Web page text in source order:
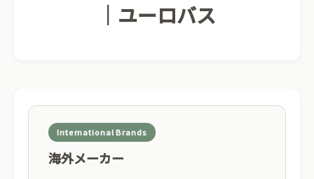
｜ユーロバス
International Brands
海外メーカー